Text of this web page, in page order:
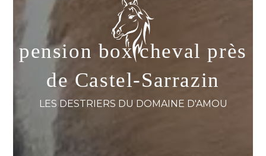
pension box cheval près
de Castel-Sarrazin
LES DESTRIERS DU DOMAINE D'AMOU